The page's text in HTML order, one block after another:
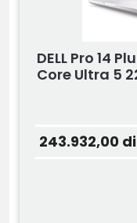
DELL Pro 14
Core Ultra 5
243.932,00